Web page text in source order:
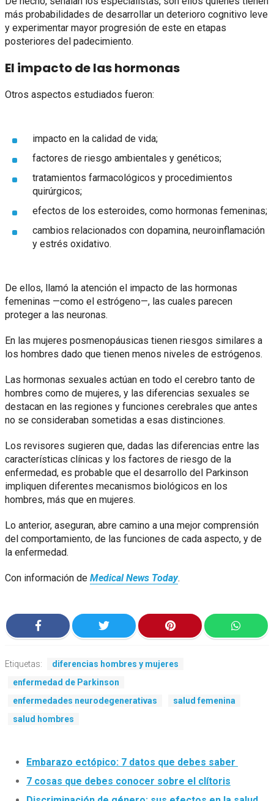
más probabilidades de desarrollar un deterioro cognitivo leve
y experimentar mayor progresión de este en etapas
posteriores del padecimiento.
El impacto de las hormonas
Otros aspectos estudiados fueron:
impacto en la calidad de vida;
factores de riesgo ambientales y genéticos;
tratamientos farmacológicos y procedimientos
quirúrgicos;
efectos de los esteroides, como hormonas femeninas;
cambios relacionados con dopamina, neuroinflamación
y estrés oxidativo.
De ellos, llamó la atención el impacto de las hormonas
femeninas —como el estrógeno—, las cuales parecen
proteger a las neuronas.
En las mujeres posmenopáusicas tienen riesgos similares a
los hombres dado que tienen menos niveles de estrógenos.
Las hormonas sexuales actúan en todo el cerebro tanto de
hombres como de mujeres, y las diferencias sexuales se
destacan en las regiones y funciones cerebrales que antes
no se consideraban sometidas a esas distinciones.
Los revisores sugieren que, dadas las diferencias entre las
características clínicas y los factores de riesgo de la
enfermedad, es probable que el desarrollo del Parkinson
impliquen diferentes mecanismos biológicos en los
hombres, más que en mujeres.
Lo anterior, aseguran, abre camino a una mejor comprensión
del comportamiento, de las funciones de cada aspecto, y de
la enfermedad.
Con información de Medical News Today.
Etiquetas:
diferencias hombres y mujeres
enfermedad de Parkinson
enfermedades neurodegenerativas
salud femenina
salud hombres
Embarazo ectópico: 7 datos que debes saber
7 cosas que debes conocer sobre el clítoris